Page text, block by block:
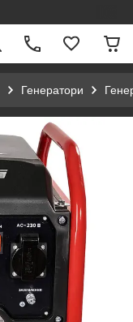
Генератори